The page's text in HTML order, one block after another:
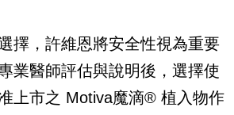
擇，許維恩將安全性視為重要
業醫師評估與說明後，選擇使
上市之 Motiva魔滴® 植入物作